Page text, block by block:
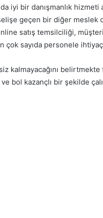
iyi bir danışmanlık hizmeti
geçen bir diğer meslek
satış temsilciliği,
sayıda personele
kalmayacağını
bol kazançlı bir şekilde